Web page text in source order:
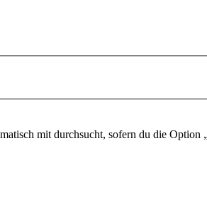
mit durchsucht, sofern du die